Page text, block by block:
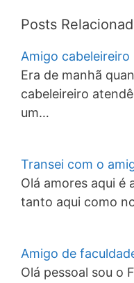
Posts
Amigo cabeleireiro
Era de manhã
cabeleireiro
um…
Transei com o
Olá amores aqui é
tanto aqui como
Amigo de
Olá pessoal sou o